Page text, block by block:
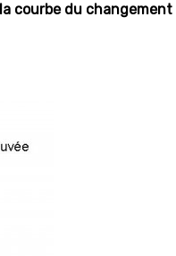
la courbe du changement